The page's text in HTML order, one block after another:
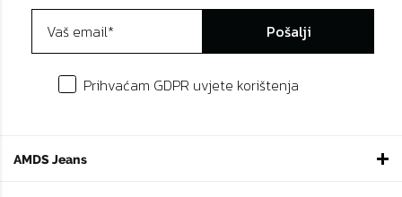
AMDS Jeans
Pošalji
Prihvaćam GDPR uvjete korištenja